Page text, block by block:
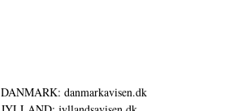
DANMARK: danmarkavisen.dk